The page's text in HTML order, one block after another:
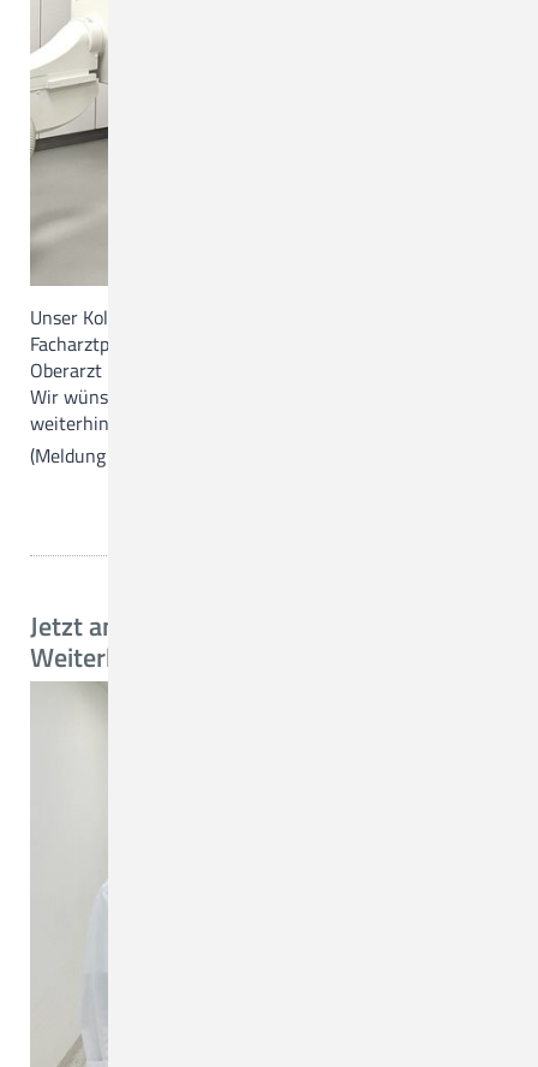
Unser Kollege Christopher McAulay hat seine
Facharztprüfung Radiologie bestanden und wurde zum
Oberarzt in unserer Radiologie ernannt.
Wir wünschen Christopher McAulay alles Gute und
weiterhin viel Freude an seiner Tätigkeit im CKQ!
(Meldung vom 20.02.2024)
Jetzt anmelden - Ärztliches
Weiterbildungsangebot im CKQ: